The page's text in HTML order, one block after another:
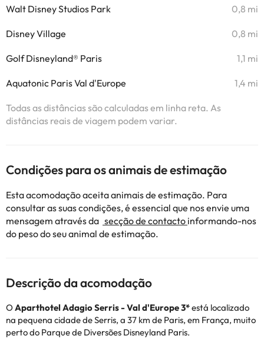
Walt Disney Studios Park 0,8 mi
Disney Village 0,8 mi
Golf Disneyland® Paris 1,1 mi
Aquatonic Paris Val d'Europe 1,4 mi
Todas as distâncias são calculadas em linha reta. As
distâncias reais de viagem podem variar.
Condições para os animais de estimação
Esta acomodação aceita animais de estimação. Para
consultar as suas condições, é essencial que nos envie uma
mensagem através da secção de contacto informando-nos
do peso do seu animal de estimação.
Descrição da acomodação
OAparthotel Adagio Serris - Val d'Europe3*está localizado
na pequena cidade de Serris, a 37 km de Paris, em França, muito
perto do Parque de Diversões Disneyland Paris.